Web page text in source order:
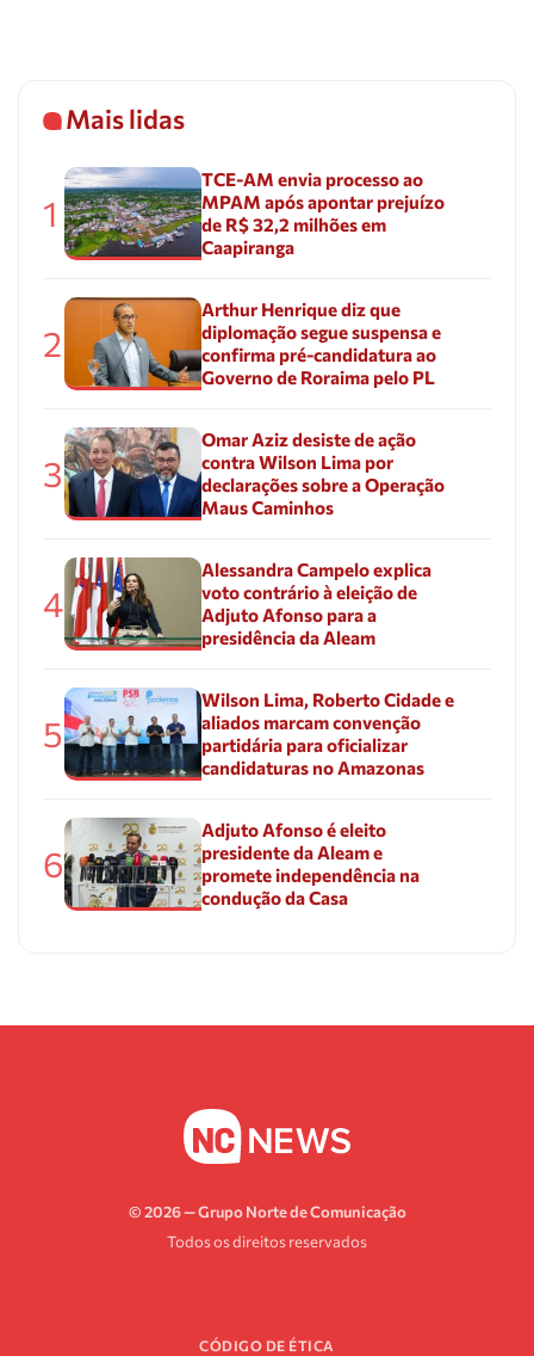
Mais lidas
1
TCE-AM envia processo ao
MPAM após apontar prejuízo
de R$ 32,2 milhões em
Caapiranga
2
Arthur Henrique diz que
diplomação segue suspensa e
confirma pré-candidatura ao
Governo de Roraima pelo PL
3
Omar Aziz desiste de ação
contra Wilson Lima por
declarações sobre a Operação
Maus Caminhos
4
Alessandra Campelo explica
voto contrário à eleição de
Adjuto Afonso para a
presidência da Aleam
5
Wilson Lima, Roberto Cidade e
aliados marcam convenção
partidária para oficializar
candidaturas no Amazonas
6
Adjuto Afonso é eleito
presidente da Aleam e
promete independência na
condução da Casa
© 2026 — Grupo Norte de Comunicação
Todos os direitos reservados
CÓDIGO DE ÉTICA